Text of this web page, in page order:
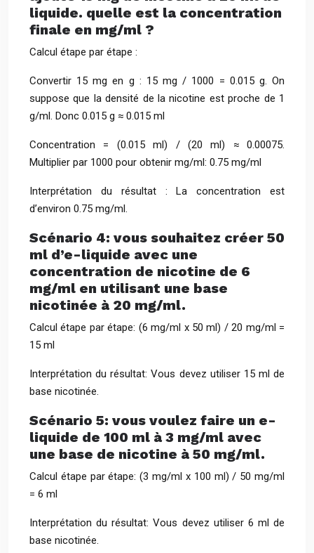
liquide. quelle est la concentration
finale en mg/ml ?
Calcul étape par étape :
Convertir 15 mg en g : 15 mg / 1000 = 0.015 g. On
suppose que la densité de la nicotine est proche de 1
g/ml. Donc 0.015 g ≈ 0.015 ml
Concentration = (0.015 ml) / (20 ml) ≈ 0.00075.
Multiplier par 1000 pour obtenir mg/ml: 0.75 mg/ml
Interprétation du résultat : La concentration est
d’environ 0.75 mg/ml.
Scénario 4: vous souhaitez créer 50
ml d’e-liquide avec une
concentration de nicotine de 6
mg/ml en utilisant une base
nicotinée à 20 mg/ml.
Calcul étape par étape: (6 mg/ml x 50 ml) / 20 mg/ml =
15 ml
Interprétation du résultat: Vous devez utiliser 15 ml de
base nicotinée.
Scénario 5: vous voulez faire un e-
liquide de 100 ml à 3 mg/ml avec
une base de nicotine à 50 mg/ml.
Calcul étape par étape: (3 mg/ml x 100 ml) / 50 mg/ml
= 6 ml
Interprétation du résultat: Vous devez utiliser 6 ml de
base nicotinée.